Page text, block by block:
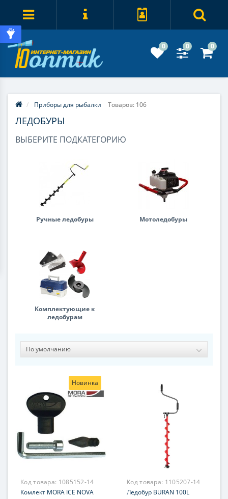
0 0 0
Приборы для рыбалки Товаров: 106
ЛЕДОБУРЫ
ВЫБЕРИТЕ ПОДКАТЕГОРИЮ
Ручные ледобуры Мотоледобуры
Комплектующие к
ледобурам
Новинка
Код товара: 1085152-14
Комлект MORA ICE NOVA
Код товара: 1105207-14
Ледобур BURAN 100L